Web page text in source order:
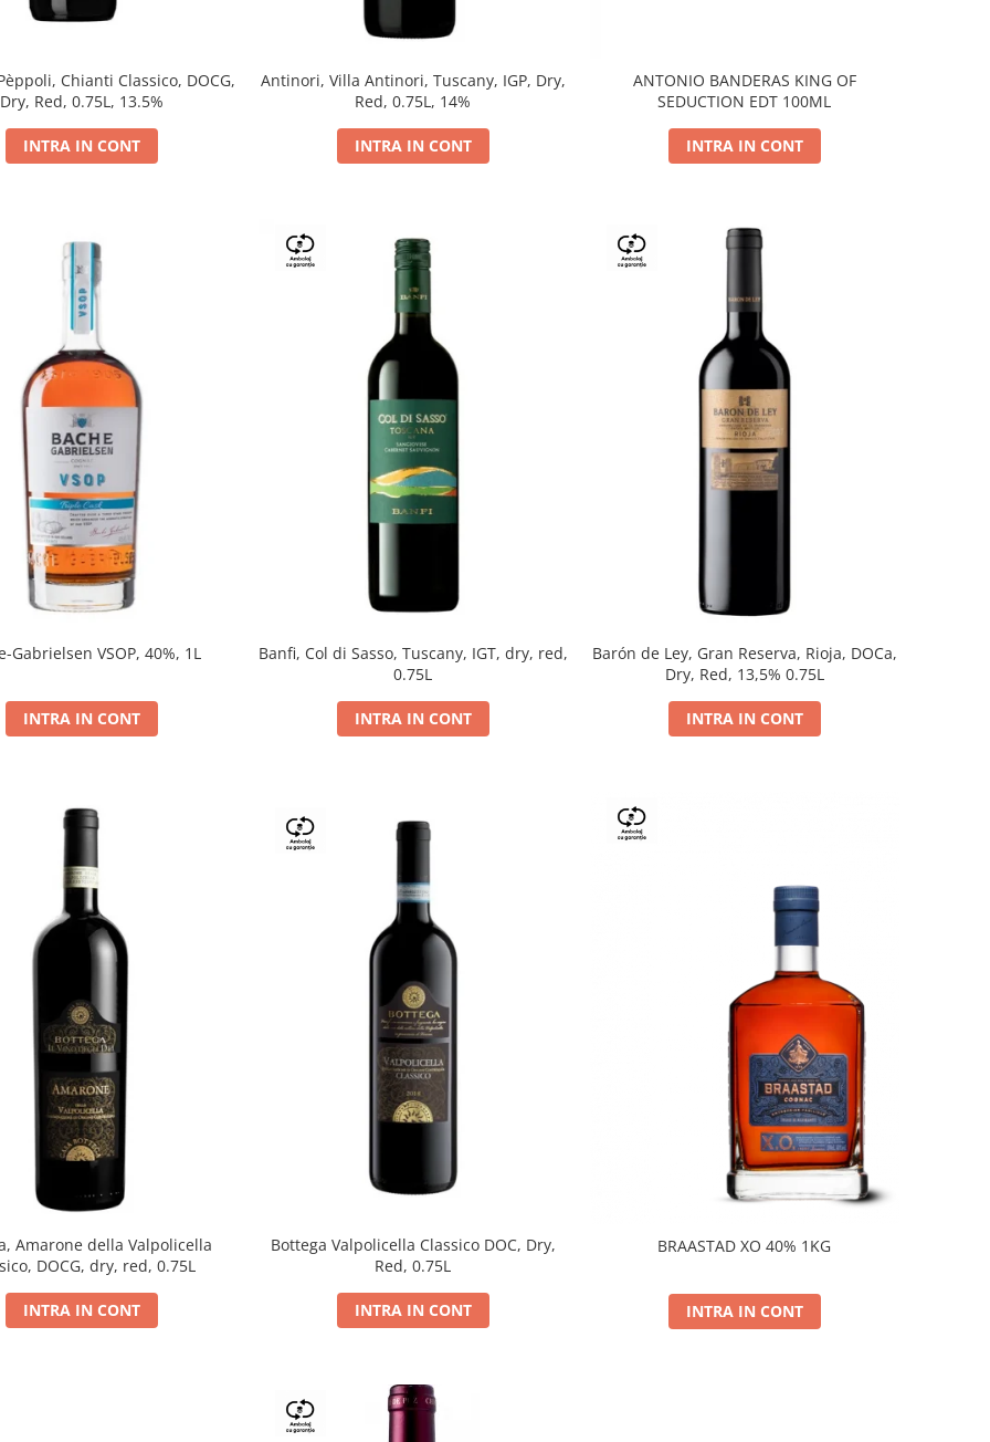
Chianti Classico, DOCG,
Dry, Red, 0.75L, 13.5%
INTRA IN CONT
Antinori, Villa Antinori, Tuscany, IGP, Dry,
Red, 0.75L, 14%
INTRA IN CONT
ANTONIO BANDERAS KING OF
SEDUCTION EDT 100ML
INTRA IN CONT
Gabrielsen VSOP, 40%, 1L
INTRA IN CONT
Banfi, Col di Sasso, Tuscany, IGT, dry, red,
0.75L
INTRA IN CONT
Barón de Ley, Gran Reserva, Rioja, DOCa,
Dry, Red, 13,5% 0.75L
INTRA IN CONT
Amarone della Valpolicella
DOCG, dry, red, 0.75L
INTRA IN CONT
Bottega Valpolicella Classico DOC, Dry,
Red, 0.75L
INTRA IN CONT
BRAASTAD XO 40% 1KG
INTRA IN CONT